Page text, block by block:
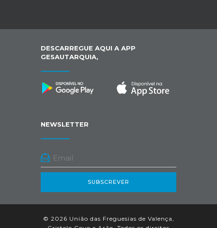
DESCARREGUE AQUI A APP
GESAUTARQUIA,
NEWSLETTER
SUBSCREVER
© 2026 União das Freguesias de Valença,